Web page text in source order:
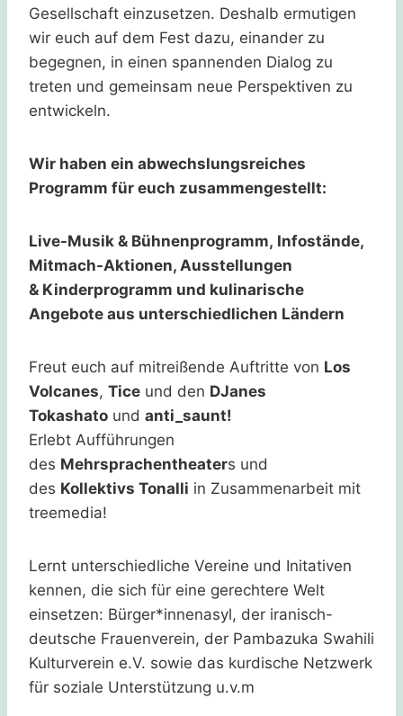
Gesellschaft einzusetzen. Deshalb ermutigen
wir euch auf dem Fest dazu, einander zu
begegnen, in einen spannenden Dialog zu
treten und gemeinsam neue Perspektiven zu
entwickeln.
Wir haben ein abwechslungsreiches
Programm für euch zusammengestellt:
Live-Musik & Bühnenprogramm, Infostände,
Mitmach-Aktionen, Ausstellungen
& Kinderprogramm und kulinarische
Angebote aus unterschiedlichen Ländern
Freut euch auf mitreißende Auftritte von Los
Volcanes, Tice und den DJanes
Tokashato und anti_saunt!
Erlebt Aufführungen
des Mehrsprachentheaters und
des Kollektivs Tonalli in Zusammenarbeit mit
treemedia!
Lernt unterschiedliche Vereine und Initativen
kennen, die sich für eine gerechtere Welt
einsetzen: Bürger*innenasyl, der iranisch-
deutsche Frauenverein, der Pambazuka Swahili
Kulturverein e.V. sowie das kurdische Netzwerk
für soziale Unterstützung u.v.m